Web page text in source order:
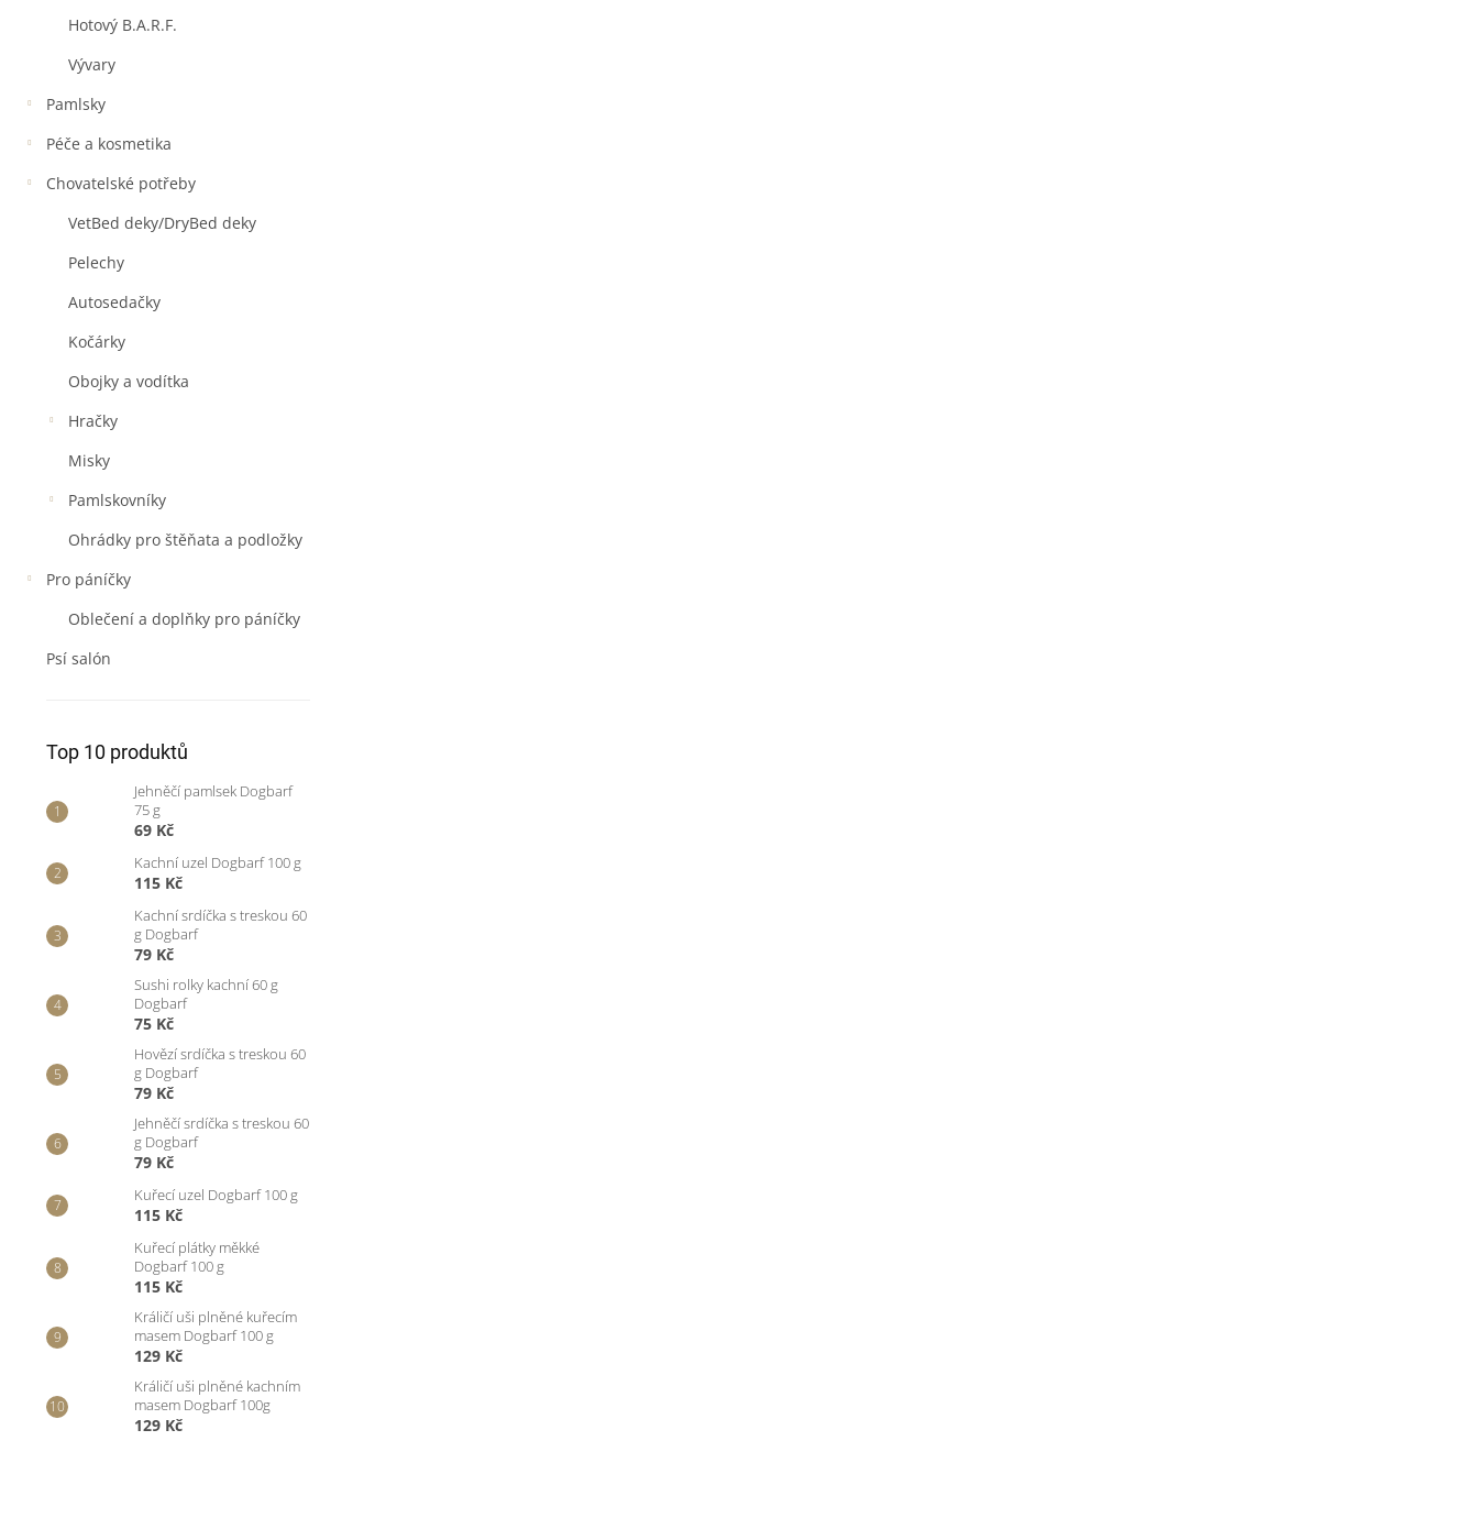
Hotový B.A.R.F.
Vývary
Pamlsky
Péče a kosmetika
Chovatelské potřeby
VetBed deky/DryBed deky
Pelechy
Autosedačky
Kočárky
Obojky a vodítka
Hračky
Misky
Pamlskovníky
Ohrádky pro štěňata a podložky
Pro páníčky
Oblečení a doplňky pro páníčky
Psí salón
Top 10 produktů
Jehněčí pamlsek Dogbarf
75 g
69 Kč
Kachní uzel Dogbarf 100 g
115 Kč
Kachní srdíčka s treskou 60
g Dogbarf
79 Kč
Sushi rolky kachní 60 g
Dogbarf
75 Kč
Hovězí srdíčka s treskou 60
g Dogbarf
79 Kč
Jehněčí srdíčka s treskou 60
g Dogbarf
79 Kč
Kuřecí uzel Dogbarf 100 g
115 Kč
Kuřecí plátky měkké
Dogbarf 100 g
115 Kč
Králičí uši plněné kuřecím
masem Dogbarf 100 g
129 Kč
Králičí uši plněné kachním
masem Dogbarf 100g
129 Kč